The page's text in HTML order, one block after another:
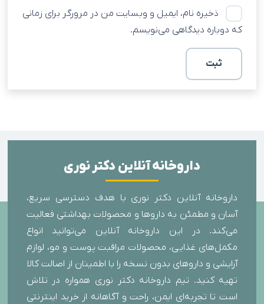
ذخیره نام، ایمیل و وبسایت من در مرورگر برای زمانی
که دوباره دیدگاهی می‌نویسم.
داروخانه آنلاین دکتر نوری
داروخانه آنلاین دکتر نوری با هدف دسترسی سریع،
آسان و مطمئن به داروها و محصولات بهداشتی فعالیت
می‌کند. در این داروخانه آنلاین می‌توانید انواع
مکمل‌های غذایی، محصولات مراقبت پوست و مو، لوازم
آرایشی و داروهای بدون نسخه را با اطمینان از اصالت کالا
تهیه کنید. تیم داروخانه دکتر نوری همواره در تلاش
است تا تجربه‌ای ایمن، راحت و آگاهانه از خرید اینترنتی